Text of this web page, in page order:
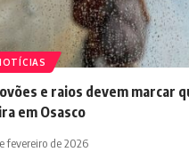
e raios devem marcar
em Osasco
fevereiro de 2026